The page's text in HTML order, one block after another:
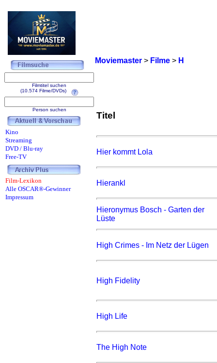
Moviemaster > Filme > H
Titel
Hier kommt Lola
Hierankl
Hieronymus Bosch - Garten der
Lüste
High Crimes - Im Netz der Lügen
High Fidelity
High Life
The High Note
Filmtitel suchen
(10.574 Filme/DVDs)
Person suchen
Kino
Streaming
DVD / Blu-ray
Free-TV
Film-Lexikon
Alle OSCAR®-Gewinner
Impressum